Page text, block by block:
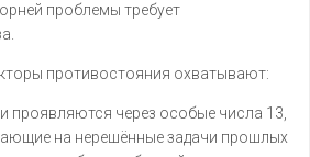
проблемы требует
противостояния охватывают:
проявляются через особые числа 13,
на нерешённые задачи прошлых